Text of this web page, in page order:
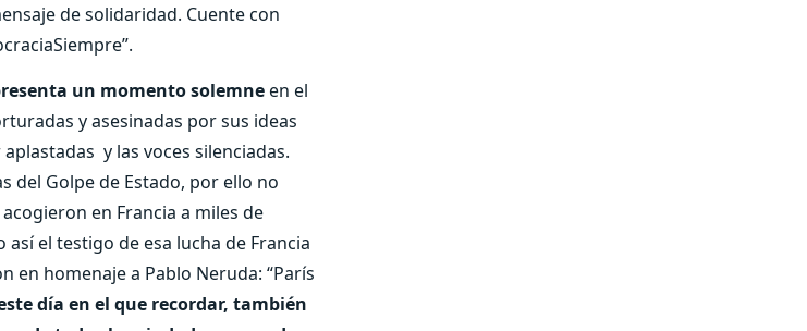
de solidaridad. Cuente con
un momento solemneen el
y asesinadas por sus ideas
y las voces silenciadas.
del Golpe de Estado, por ello no
en Francia a miles de
el testigo de esa lucha de Francia
en homenaje a Pablo Neruda: “París
día en el que recordar, también